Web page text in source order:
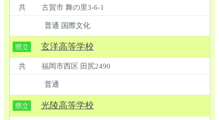
共 古賀市 舞の里3-6-1
普通 国際文化
県立 玄洋高等学校
共 福岡市西区 田尻2490
普通
県立 光陵高等学校